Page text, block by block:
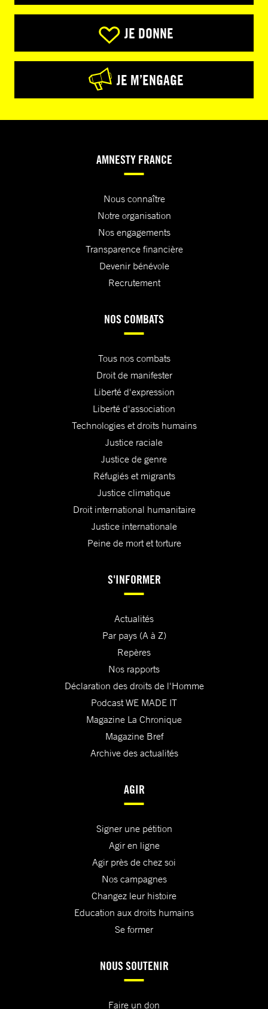
JE DONNE
JE M’ENGAGE
AMNESTY FRANCE
Nous connaître
Notre organisation
Nos engagements
Transparence financière
Devenir bénévole
Recrutement
NOS COMBATS
Tous nos combats
Droit de manifester
Liberté d'expression
Liberté d'association
Technologies et droits humains
Justice raciale
Justice de genre
Réfugiés et migrants
Justice climatique
Droit international humanitaire
Justice internationale
Peine de mort et torture
S'INFORMER
Actualités
Par pays (A à Z)
Repères
Nos rapports
Déclaration des droits de l'Homme
Podcast WE MADE IT
Magazine La Chronique
Magazine Bref
Archive des actualités
AGIR
Signer une pétition
Agir en ligne
Agir près de chez soi
Nos campagnes
Changez leur histoire
Education aux droits humains
Se former
NOUS SOUTENIR
Faire un don